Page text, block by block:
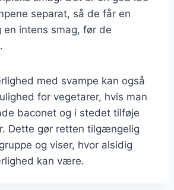
separat, så de får en
en intens smag, før de
med svampe kan også
for vegetarer, hvis man
baconet og i stedet tilføje
Dette gør retten tilgængelig
og viser, hvor alsidig
kan være.